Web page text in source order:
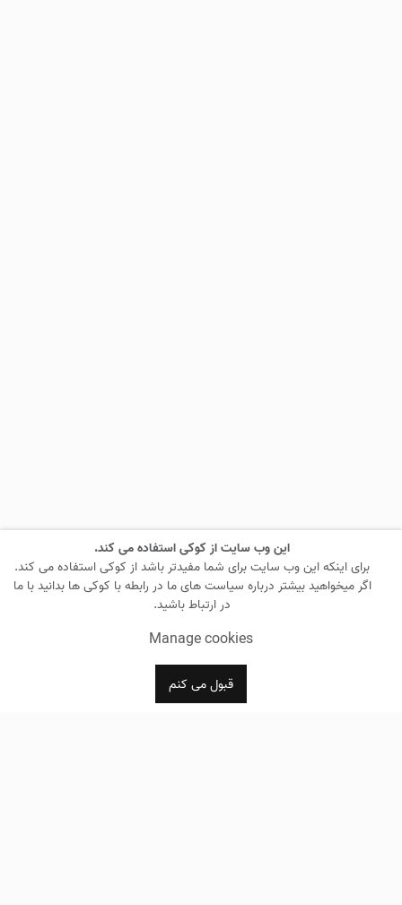
این وب سایت از کوکی استفاده می کند.
برای اینکه این وب سایت برای شما مفیدتر باشد از کوکی استفاده می کند.
اگر میخواهید بیشتر درباره سیاست های ما در رابطه با کوکی ها بدانید با ما
در ارتباط باشید.
Manage cookies
قبول می کنم